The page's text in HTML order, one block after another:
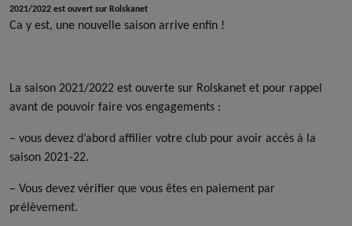
2021/2022 est ouvert sur Rolskanet
Ca y est, une nouvelle saison arrive enfin !
La saison 2021/2022 est ouverte sur Rolskanet et pour rappel
avant de pouvoir faire vos engagements :
– vous devez d’abord affilier votre club pour avoir accès à la
saison 2021-22.
– Vous devez vérifier que vous êtes en paiement par
prélèvement.